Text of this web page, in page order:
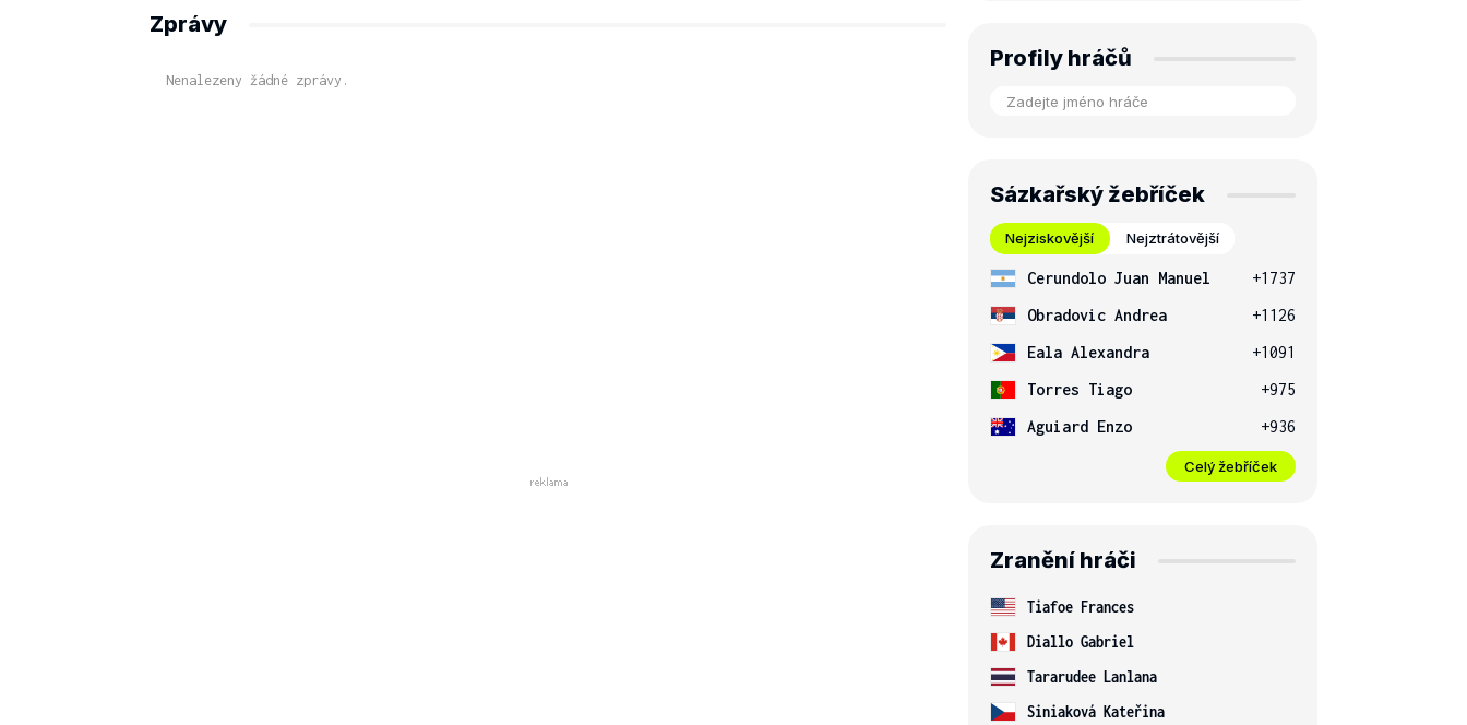
Zprávy
Nenalezeny žádné zprávy.
Profily hráčů
Sázkařský žebříček
Nejziskovější Nejztrátovější
Cerundolo Juan Manuel
+1737
Obradovic Andrea
+1126
Eala Alexandra
+1091
Torres Tiago
+975
Aguiard Enzo
+936
Celý žebříček
Zranění hráči
Tiafoe Frances
Diallo Gabriel
Tararudee Lanlana
Siniaková Kateřina